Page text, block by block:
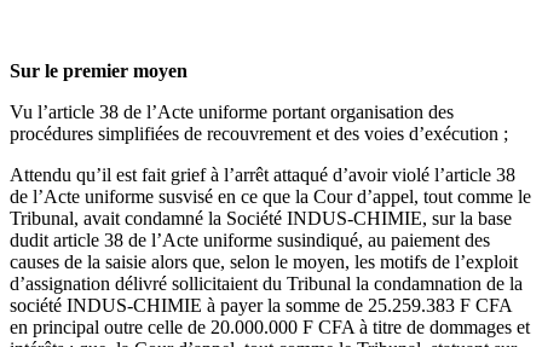
Sur le premier moyen
Vu l’article 38 de l’Acte uniforme portant organisation des
procédures simplifiées de recouvrement et des voies d’exécution ;
Attendu qu’il est fait grief à l’arrêt attaqué d’avoir violé l’article 38
de l’Acte uniforme susvisé en ce que la Cour d’appel, tout comme le
Tribunal, avait condamné la Société INDUS-CHIMIE, sur la base
dudit article 38 de l’Acte uniforme susindiqué, au paiement des
causes de la saisie alors que, selon le moyen, les motifs de l’exploit
d’assignation délivré sollicitaient du Tribunal la condamnation de la
société INDUS-CHIMIE à payer la somme de 25.259.383 F CFA
en principal outre celle de 20.000.000 F CFA à titre de dommages et